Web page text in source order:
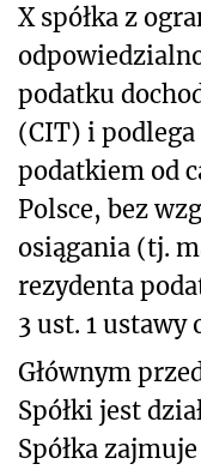
X spółka z
podatku
(CIT) i
podatkiem od
Polsce, bez
osiągania (tj.
rezydenta
3 ust. 1 ustawy
Głównym
Spółki jest
Spółka